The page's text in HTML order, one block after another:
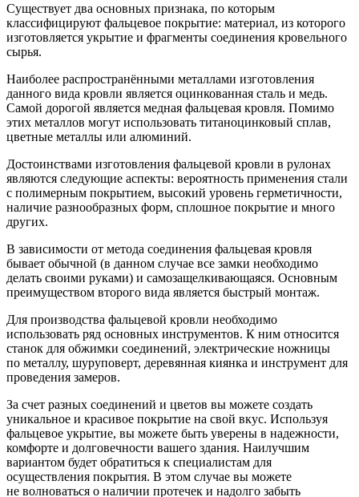
Существует два основных признака, по которым
классифицируют фальцевое покрытие: материал, из которого
изготовляется укрытие и фрагменты соединения кровельного
сырья.
Наиболее распространёнными металлами изготовления
данного вида кровли является оцинкованная сталь и медь.
Самой дорогой является медная фальцевая кровля. Помимо
этих металлов могут использовать титаноцинковый сплав,
цветные металлы или алюминий.
Достоинствами изготовления фальцевой кровли в рулонах
являются следующие аспекты: вероятность применения стали
с полимерным покрытием, высокий уровень герметичности,
наличие разнообразных форм, сплошное покрытие и много
других.
В зависимости от метода соединения фальцевая кровля
бывает обычной (в данном случае все замки необходимо
делать своими руками) и самозащелкивающаяся. Основным
преимуществом второго вида является быстрый монтаж.
Для производства фальцевой кровли необходимо
использовать ряд основных инструментов. К ним относится
станок для обжимки соединений, электрические ножницы
по металлу, шуруповерт, деревянная киянка и инструмент для
проведения замеров.
За счет разных соединений и цветов вы можете создать
уникальное и красивое покрытие на свой вкус. Используя
фальцевое укрытие, вы можете быть уверены в надежности,
комфорте и долговечности вашего здания. Наилучшим
вариантом будет обратиться к специалистам для
осуществления покрытия. В этом случае вы можете
не волноваться о наличии протечек и надолго забыть